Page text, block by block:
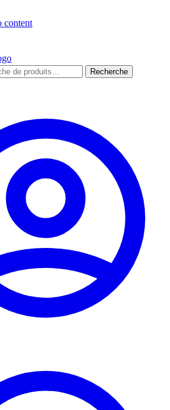
content
Recherche